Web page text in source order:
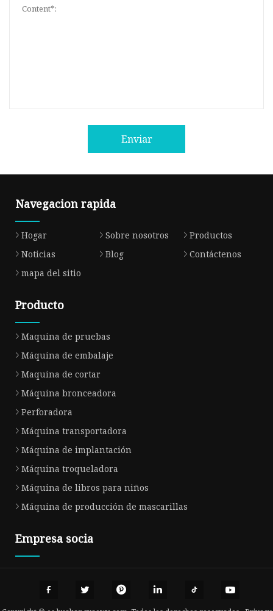
Enviar
Navegacion rapida
Hogar Sobre nosotros
Productos
Noticias
Blog
Contáctenos
mapa del sitio
Producto
Maquina de pruebas
Máquina de embalaje
Maquina de cortar
Máquina bronceadora
Perforadora
Máquina transportadora
Máquina de implantación
Máquina troqueladora
Máquina de libros para niños
Máquina de producción de mascarillas
Empresa socia